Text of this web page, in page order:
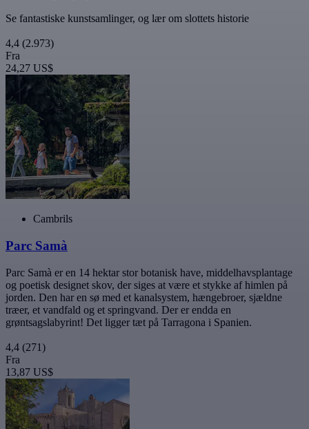
Se fantastiske kunstsamlinger, og lær om slottets historie
4,4 (2.973)
Fra
24,27 US$
Cambrils
Parc Samà
Parc Samà er en 14 hektar stor botanisk have, middelhavsplantage
og poetisk designet skov, der siges at være et stykke af himlen på
jorden. Den har en sø med et kanalsystem, hængebroer, sjældne
træer, et vandfald og et springvand. Der er endda en
grøntsagslabyrint! Det ligger tæt på Tarragona i Spanien.
4,4 (271)
Fra
13,87 US$